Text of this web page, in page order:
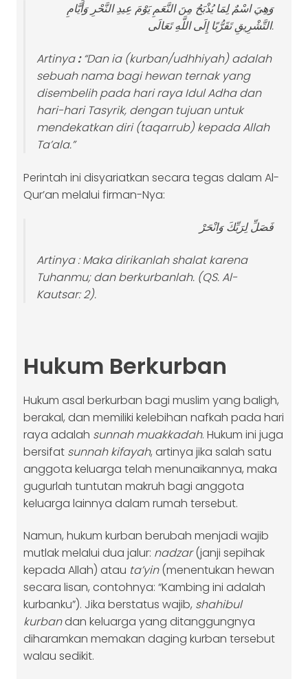
وَهِيَ اسْمٌ لِمَا يُذْبَحُ مِنَ النَّعَمِ يَوْمَ عِيدِ النَّحْرِ وَأَيَّامِ
التَّشْرِيقِ تَقَرُّبًا إِلَى اللَّهِ تَعَالَى.
Artinya:“Dan ia (kurban/udhhiyah) adalah
sebuah nama bagi hewan ternak yang
disembelih pada hari raya Idul Adha dan
hari-hari Tasyrik, dengan tujuan untuk
mendekatkan diri (taqarrub) kepada Allah
Ta’ala.”
Perintah ini disyariatkan secara tegas dalam Al-
Qur’an melalui firman-Nya:
فَصَلِّ لِرَبِّكَ وَانْحَرْ
Artinya :Maka dirikanlah shalat karena
Tuhanmu; dan berkurbanlah. (QS. Al-
Kautsar: 2).
Hukum Berkurban
Hukum asal berkurban bagi muslim yang baligh,
berakal, dan memiliki kelebihan nafkah pada hari
raya adalah sunnah muakkadah. Hukum ini juga
bersifat sunnah kifayah, artinya jika salah satu
anggota keluarga telah menunaikannya, maka
gugurlah tuntutan makruh bagi anggota
keluarga lainnya dalam rumah tersebut.
Namun, hukum kurban berubah menjadi wajib
mutlak melalui dua jalur: nadzar(janji sepihak
kepada Allah) atau ta’yin(menentukan hewan
secara lisan, contohnya: “Kambing ini adalah
kurbanku”). Jika berstatus wajib, shahibul
kurbandan keluarga yang ditanggungnya
diharamkan memakan daging kurban tersebut
walau sedikit.